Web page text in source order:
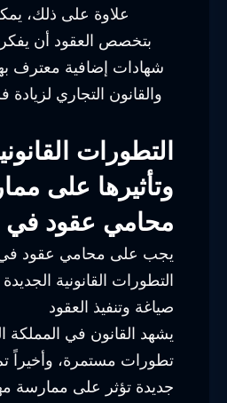
علاوة على ذلك،
بتخصص العقود أن
شهادات إضافية معترف
والقانون التجاري
التطورات
وتأثيرها على
محامي عقود في
يجب على محامي عقود في
التطورات القانونية
صياغة وتنفيذ العقود
يشهد القانون في المملكة
تطورات مستمرة، وأخيراً
جديدة تؤثر على ممارسة